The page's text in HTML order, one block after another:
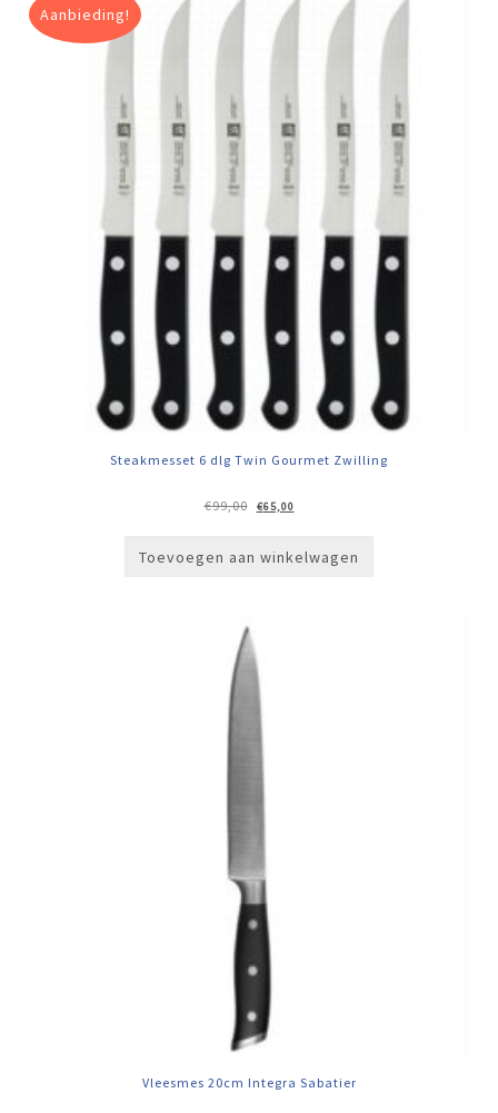
Aanbieding!
Steakmesset 6 dlg Twin Gourmet Zwilling
€99,00
Oorspronkelijke
prijs
€65,00Huidige
prijs
Toevoegen aan winkelwagen
Vleesmes 20cm Integra Sabatier